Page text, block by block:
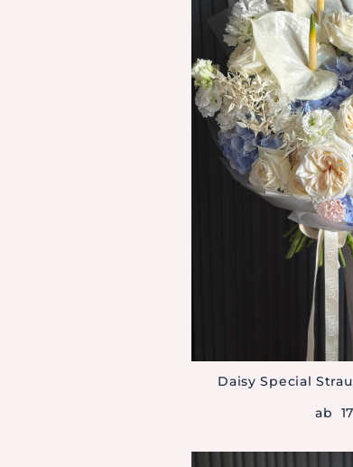
Daisy Special
ab